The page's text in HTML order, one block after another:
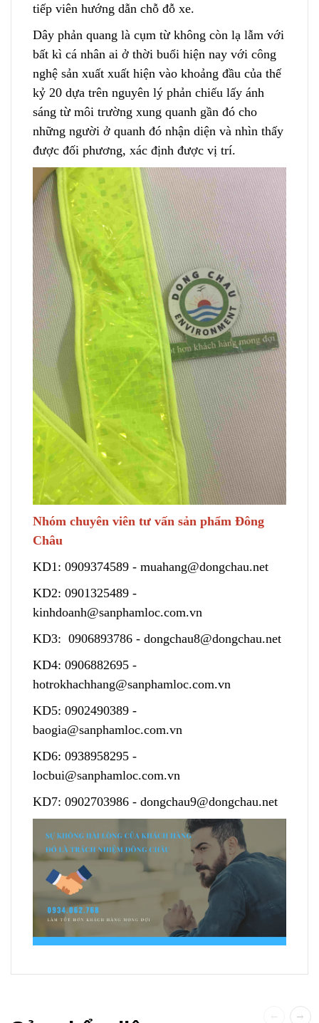
tiếp viên hướng dẫn chỗ đỗ xe.
Dây phản quang là cụm từ không còn lạ lẫm với
bất kì cá nhân ai ở thời buổi hiện nay với công
nghệ sản xuất xuất hiện vào khoảng đầu của thế
kỷ 20 dựa trên nguyên lý phản chiếu lấy ánh
sáng từ môi trường xung quanh gần đó cho
những người ở quanh đó nhận diện và nhìn thấy
được đối phương, xác định được vị trí.
Nhóm chuyên viên tư vấn sản phẩm Đông
Châu
KD1: 0909374589 - muahang@dongchau.net
KD2: 0901325489 -
kinhdoanh@sanphamloc.com.vn
KD3: 0906893786 - dongchau8@dongchau.net
KD4: 0906882695 -
hotrokhachhang@sanphamloc.com.vn
KD5: 0902490389 -
baogia@sanphamloc.com.vn
KD6: 0938958295 -
locbui@sanphamloc.com.vn
KD7: 0902703986 - dongchau9@dongchau.net